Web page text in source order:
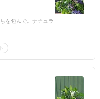
を包んで。ナチュラ